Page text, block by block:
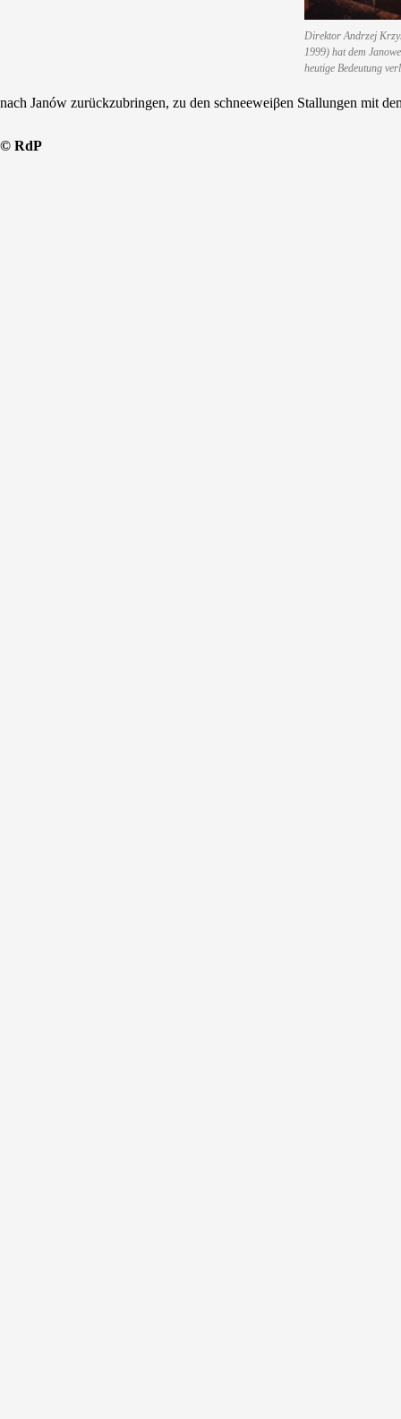
Direktor Andrzej
1999) hat dem
heutige Bedeutung
nach Janów zurückzubringen, zu den schneeweiβen Stallungen mit
© RdP